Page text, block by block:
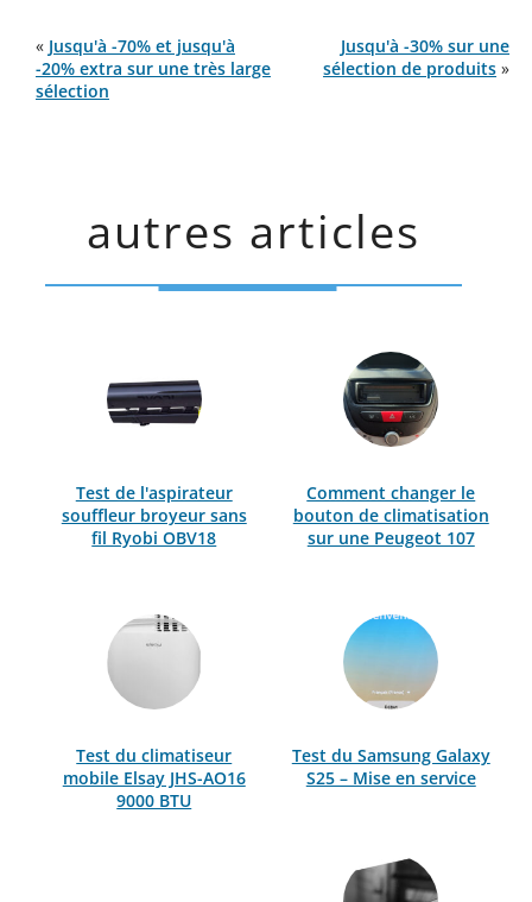
« Jusqu'à -70% et jusqu'à
-20% extra sur une très large
sélection
Jusqu'à -30% sur une
sélection de produits »
autres articles
Test de l'aspirateur
souffleur broyeur sans
fil Ryobi OBV18
Comment changer le
bouton de climatisation
sur une Peugeot 107
Test du climatiseur
mobile Elsay JHS-AO16
9000 BTU
Test du Samsung Galaxy
S25 – Mise en service